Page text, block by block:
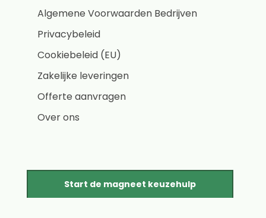
Algemene Voorwaarden Bedrijven
Privacybeleid
Cookiebeleid (EU)
Zakelijke leveringen
Offerte aanvragen
Over ons
Start de magneet keuzehulp